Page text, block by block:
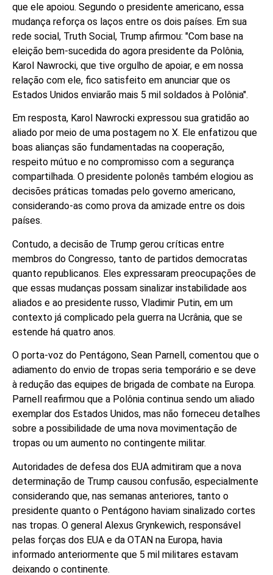
que ele apoiou. Segundo o presidente americano, essa
mudança reforça os laços entre os dois países. Em sua
rede social, Truth Social, Trump afirmou: "Com base na
eleição bem-sucedida do agora presidente da Polônia,
Karol Nawrocki, que tive orgulho de apoiar, e em nossa
relação com ele, fico satisfeito em anunciar que os
Estados Unidos enviarão mais 5 mil soldados à Polônia".
Em resposta, Karol Nawrocki expressou sua gratidão ao
aliado por meio de uma postagem no X. Ele enfatizou que
boas alianças são fundamentadas na cooperação,
respeito mútuo e no compromisso com a segurança
compartilhada. O presidente polonês também elogiou as
decisões práticas tomadas pelo governo americano,
considerando-as como prova da amizade entre os dois
países.
Contudo, a decisão de Trump gerou críticas entre
membros do Congresso, tanto de partidos democratas
quanto republicanos. Eles expressaram preocupações de
que essas mudanças possam sinalizar instabilidade aos
aliados e ao presidente russo, Vladimir Putin, em um
contexto já complicado pela guerra na Ucrânia, que se
estende há quatro anos.
O porta-voz do Pentágono, Sean Parnell, comentou que o
adiamento do envio de tropas seria temporário e se deve
à redução das equipes de brigada de combate na Europa.
Parnell reafirmou que a Polônia continua sendo um aliado
exemplar dos Estados Unidos, mas não forneceu detalhes
sobre a possibilidade de uma nova movimentação de
tropas ou um aumento no contingente militar.
Autoridades de defesa dos EUA admitiram que a nova
determinação de Trump causou confusão, especialmente
considerando que, nas semanas anteriores, tanto o
presidente quanto o Pentágono haviam sinalizado cortes
nas tropas. O general Alexus Grynkewich, responsável
pelas forças dos EUA e da OTAN na Europa, havia
informado anteriormente que 5 mil militares estavam
deixando o continente.